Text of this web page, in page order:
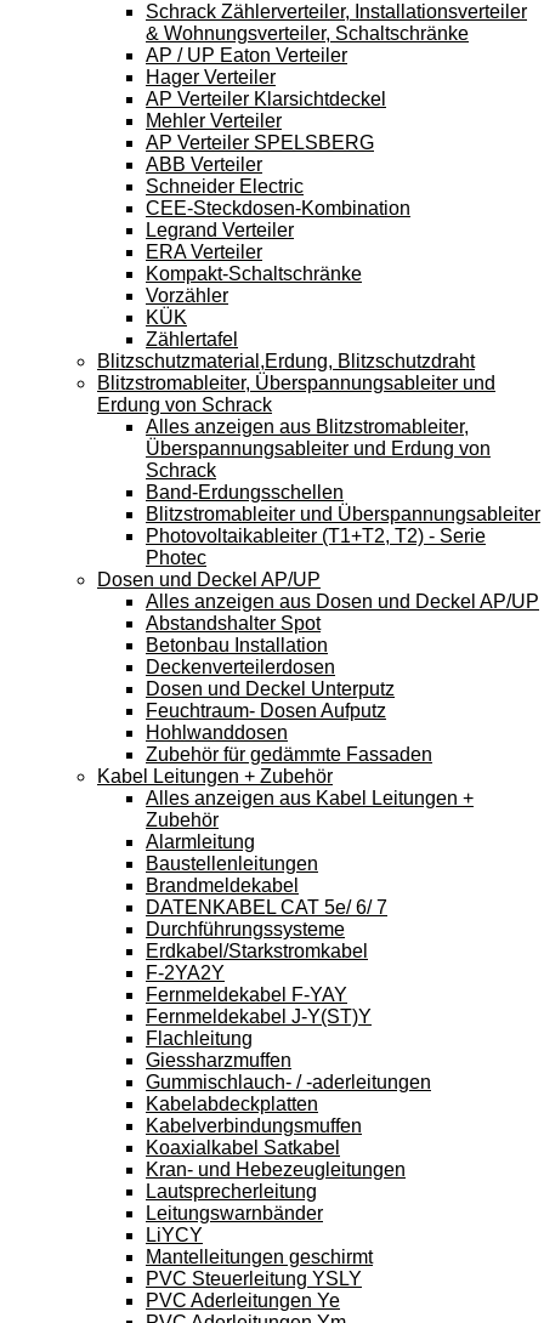
Schrack Zählerverteiler, Installationsverteiler
& Wohnungsverteiler, Schaltschränke
AP / UP Eaton Verteiler
Hager Verteiler
AP Verteiler Klarsichtdeckel
Mehler Verteiler
AP Verteiler SPELSBERG
ABB Verteiler
Schneider Electric
CEE-Steckdosen-Kombination
Legrand Verteiler
ERA Verteiler
Kompakt-Schaltschränke
Vorzähler
KÜK
Zählertafel
Blitzschutzmaterial,Erdung, Blitzschutzdraht
Blitzstromableiter, Überspannungsableiter und
Erdung von Schrack
Alles anzeigen aus Blitzstromableiter,
Überspannungsableiter und Erdung von
Schrack
Band-Erdungsschellen
Blitzstromableiter und Überspannungsableiter
Photovoltaikableiter (T1+T2, T2) - Serie
Photec
Dosen und Deckel AP/UP
Alles anzeigen aus Dosen und Deckel AP/UP
Abstandshalter Spot
Betonbau Installation
Deckenverteilerdosen
Dosen und Deckel Unterputz
Feuchtraum- Dosen Aufputz
Hohlwanddosen
Zubehör für gedämmte Fassaden
Kabel Leitungen + Zubehör
Alles anzeigen aus Kabel Leitungen +
Zubehör
Alarmleitung
Baustellenleitungen
Brandmeldekabel
DATENKABEL CAT 5e/ 6/ 7
Durchführungssysteme
Erdkabel/Starkstromkabel
F-2YA2Y
Fernmeldekabel F-YAY
Fernmeldekabel J-Y(ST)Y
Flachleitung
Giessharzmuffen
Gummischlauch- / -aderleitungen
Kabelabdeckplatten
Kabelverbindungsmuffen
Koaxialkabel Satkabel
Kran- und Hebezeugleitungen
Lautsprecherleitung
Leitungswarnbänder
LiYCY
Mantelleitungen geschirmt
PVC Steuerleitung YSLY
PVC Aderleitungen Ye